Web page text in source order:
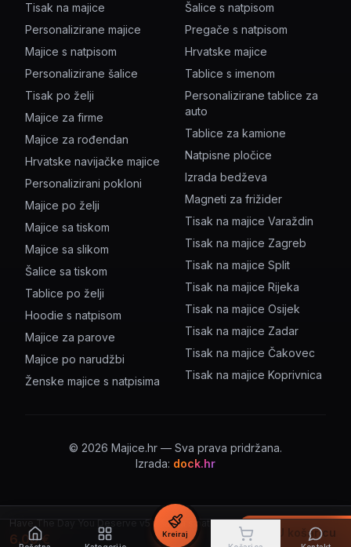
Have The Day You Deserve v5 – šalica s natpisom
6.00€ U košaricu
Tisak na majice
Personalizirane majice
Majice s natpisom
Personalizirane šalice
Tisak po želji
Majice za firme
Majice za rođendan
Hrvatske navijačke majice
Personalizirani pokloni
Majice po želji
Majice sa tiskom
Majice sa slikom
Šalice sa tiskom
Tablice po želji
Hoodie s natpisom
Majice za parove
Majice po narudžbi
Ženske majice s natpisima
Šalice s natpisom
Pregače s natpisom
Hrvatske majice
Tablice s imenom
Personalizirane tablice za
auto
Tablice za kamione
Natpisne pločice
Izrada bedževa
Magneti za frižider
Tisak na majice Varaždin
Tisak na majice Zagreb
Tisak na majice Split
Tisak na majice Rijeka
Tisak na majice Osijek
Tisak na majice Zadar
Tisak na majice Čakovec
Tisak na majice Koprivnica
© 2026 Majice.hr — Sva prava pridržana.
Izrada: dock.hr
Kreiraj